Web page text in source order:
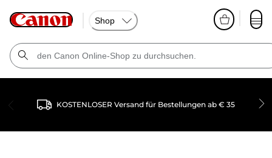
Shop
KOSTENLOSER Versand für Bestellungen ab € 35